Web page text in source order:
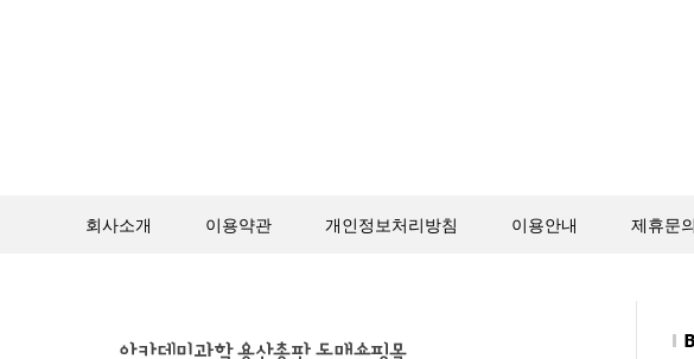
회사소개 이용약관 개인정보처리방침 이용안내 제휴문의